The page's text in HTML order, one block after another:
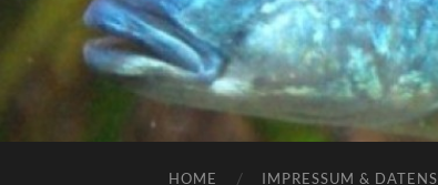
HOME IMPRESSUM &